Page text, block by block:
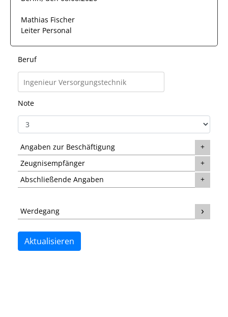
Mathias Fischer
Leiter Personal
Beruf
Note
Angaben zur Beschäftigung
Zeugnisempfänger
Abschließende Angaben
Werdegang
Aktualisieren